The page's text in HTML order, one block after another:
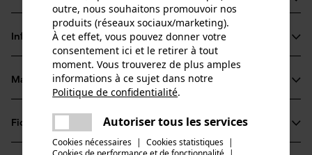
Poches pour genouillères de protection renforcées
Jobman pantalon de travail avec poche pour mètre pliant
et compartiment pour couteau
Poche latérale avec compartiment supplémentaire et
rabat à fermeture scratch
Informations sur le produit
Détails du produit
Type dactivité
Pêcher, Travailler, Randonnée, Camper, Chasser
Matériau & entretien
Matériau
Fiches techniques
Fiche de données de sécurité du produit (PDF)
outre, nous souhaitons promouvoir nos
produits (réseaux sociaux/marketing).
À cet effet, vous pouvez donner votre
consentement ici et le retirer à tout
moment. Vous trouverez de plus amples
informations à ce sujet dans notre
Politique de confidentialité.
Autoriser tous les services
Cookies nécessaires | Cookies statistiques |
Une erreur s'est produite. Veuillez
essayer encore.
partager
partager